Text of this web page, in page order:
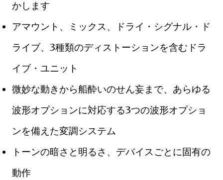
かします
アマウント、ミックス、ドライ・シグナル・ド
ライブ、3種類のディストーションを含むドラ
イブ・ユニット
微妙な動きから船酔いのせん妄まで、あらゆる
波形オプションに対応する3つの波形オプショ
ンを備えた変調システム
トーンの暗さと明るさ、デバイスごとに固有の
動作